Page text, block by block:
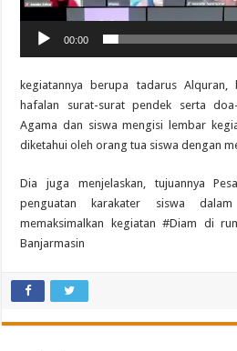
00:00
kegiatannya berupa tadarus
hafalan surat-surat pendek serta
Agama dan siswa mengisi lembar
diketahui oleh orang tua siswa dengan
Dia juga menjelaskan, tujuannya
penguatan karakater siswa
memaksimalkan kegiatan #Diam di
Banjarmasin